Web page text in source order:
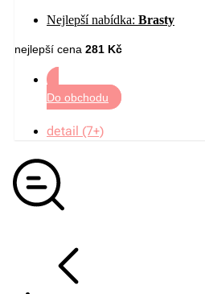
Nejlepší nabídka: Brasty
nejlepší cena 281 Kč
Do obchodu
detail (7+)